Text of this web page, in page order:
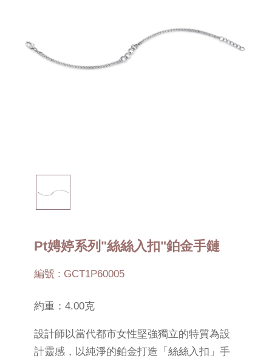
Pt娉婷系列"絲絲入扣"鉑金手鏈
編號 : GCT1P60005
約重：4.00克
設計師以當代都市女性堅強獨立的特質為設
計靈感，以純淨的鉑金打造「絲絲入扣」手